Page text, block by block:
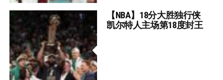
【NBA】18分大胜独行侠
凯尔特人主场第18度封王